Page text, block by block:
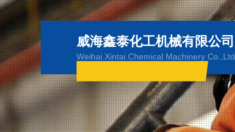
威海鑫泰化工机械有限公司
Weihai Xintai Chemical Machinery Co.,Ltd.